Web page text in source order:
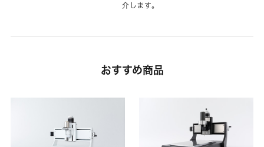
介します。
おすすめ商品